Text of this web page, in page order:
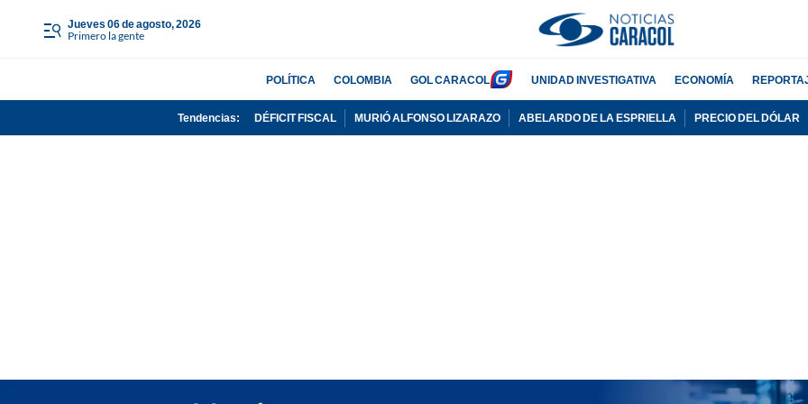
jueves 06 de agosto, 2026
Primero la gente
POLÍTICA COLOMBIA GOL CARACOL UNIDAD INVESTIGATIVA ECONOMÍA
Tendencias: DÉFICIT FISCAL MURIÓ ALFONSO LIZARAZO ABELARDO DE LA ESPRIELLA PRECIO DEL DÓLAR